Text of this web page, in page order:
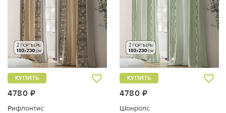
4780 ₽
КУПИТЬ
Рифлонтис
4780 ₽
КУПИТЬ
Шонролс